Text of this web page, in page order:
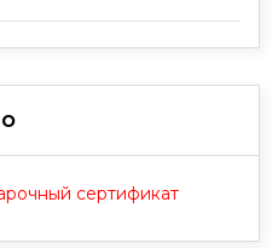
сертификат